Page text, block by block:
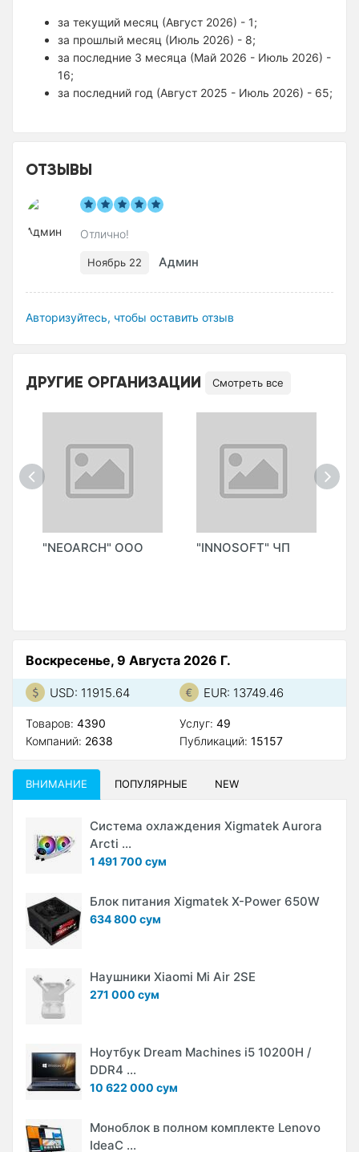
за текущий месяц (Август 2026) - 1;
за прошлый месяц (Июль 2026) - 8;
за последние 3 месяца (Май 2026 - Июль 2026) -
16;
за последний год (Август 2025 - Июль 2026) - 65;
ОТЗЫВЫ
Отлично!
Ноябрь 22 Админ
Авторизуйтесь, чтобы оставить отзыв
ДРУГИЕ ОРГАНИЗАЦИИ Смотреть все
"NEOARCH" OOO "INNOSOFT" ЧП
Воскресенье, 9 Августа 2026 Г.
USD: 11915.64 EUR: 13749.46
Товаров: 4390
Компаний: 2638
Услуг: 49
Публикаций: 15157
ВНИМАНИЕ ПОПУЛЯРНЫЕ NEW
Система охлаждения Xigmatek Aurora
Arcti ...
1 491 700 сум
Блок питания Xigmatek X-Power 650W
634 800 сум
Наушники Xiaomi Mi Air 2SE
271 000 сум
Ноутбук Dream Machines i5 10200H /
DDR4 ...
10 622 000 сум
Моноблок в полном комплекте Lenovo
IdeaC ...